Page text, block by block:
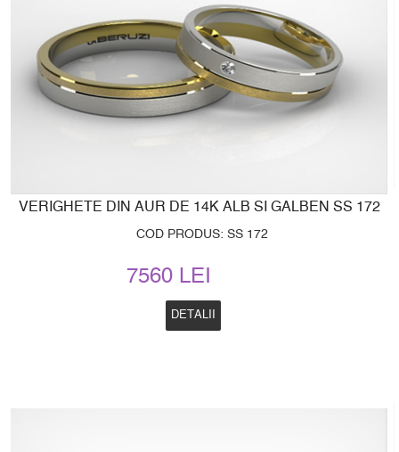
VERIGHETE DIN AUR DE 14K ALB SI GALBEN SS 172
COD PRODUS: SS 172
7560 LEI
DETALII